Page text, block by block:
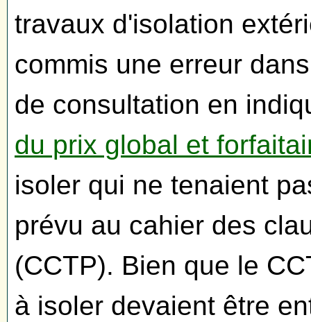
travaux d'isolation
commis une erreur
de consultation en
du prix global et
isoler qui ne tenaient
prévu au cahier des
(CCTP). Bien que le
à isoler devaient être